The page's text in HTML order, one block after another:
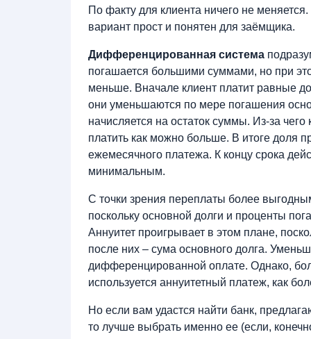
По факту для клиента ничего не
вариант прост и понятен для заёмщика.
Дифференцированная система
погашается большими суммами, но при
меньше. Вначале клиент платит равные
они уменьшаются по мере погашения
начисляется на остаток суммы. Из-за
платить как можно больше. В итоге доля
ежемесячного платежа. К концу срока
минимальным.
С точки зрения переплаты более
поскольку основной долги и проценты
Аннуитет проигрывает в этом плане,
после них – сума основного долга.
дифференцированной оплате. Однако,
используется аннуитетный платеж, как
Но если вам удастся найти банк,
то лучше выбрать именно ее (если,